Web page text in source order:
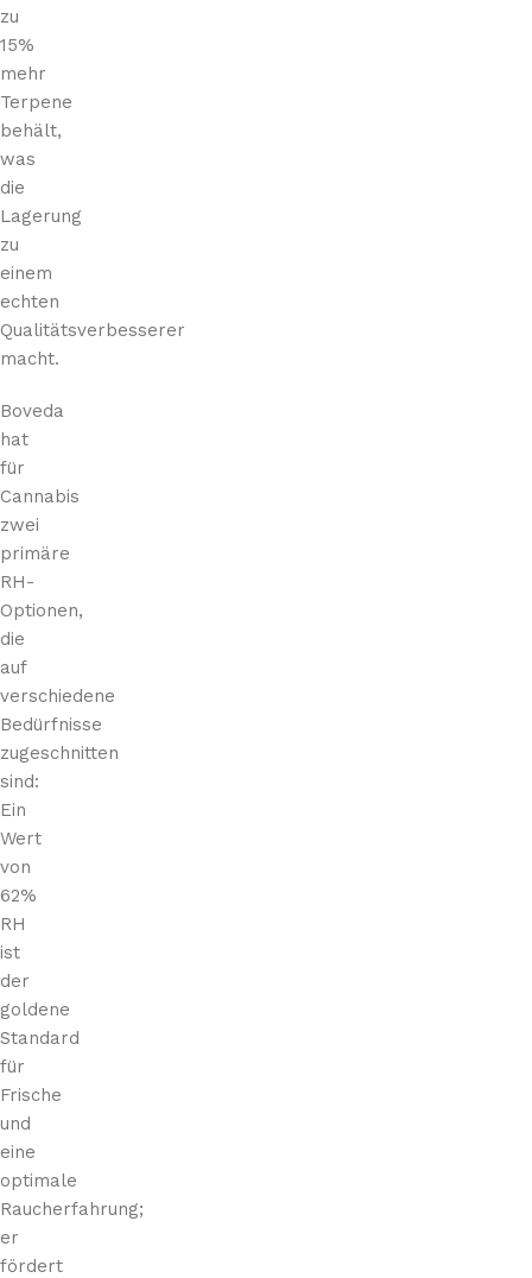
zu
15%
mehr
Terpene
behält,
was
die
Lagerung
zu
einem
echten
Qualitätsverbesserer
macht.
Boveda
hat
für
Cannabis
zwei
primäre
RH-
Optionen,
die
auf
verschiedene
Bedürfnisse
zugeschnitten
sind:
Ein
Wert
von
62%
RH
ist
der
goldene
Standard
für
Frische
und
eine
optimale
Raucherfahrung;
er
fördert